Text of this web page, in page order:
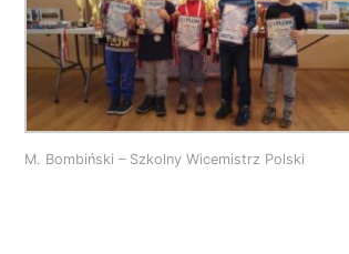
M. Bombiński – Szkolny Wicemistrz Polski